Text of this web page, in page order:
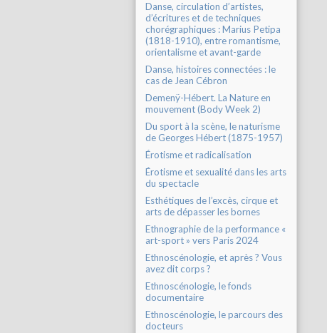
Danse, circulation d’artistes,
d’écritures et de techniques
chorégraphiques : Marius Petipa
(1818-1910), entre romantisme,
orientalisme et avant-garde
Danse, histoires connectées : le
cas de Jean Cébron
Demenÿ-Hébert. La Nature en
mouvement (Body Week 2)
Du sport à la scène, le naturisme
de Georges Hébert (1875-1957)
Érotisme et radicalisation
Érotisme et sexualité dans les arts
du spectacle
Esthétiques de l’excès, cirque et
arts de dépasser les bornes
Ethnographie de la performance «
art-sport » vers Paris 2024
Ethnoscénologie, et après ? Vous
avez dit corps ?
Ethnoscénologie, le fonds
documentaire
Ethnoscénologie, le parcours des
docteurs